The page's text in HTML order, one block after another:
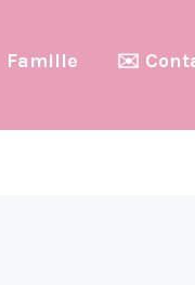
Famille ✉️